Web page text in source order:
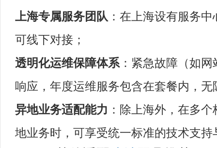
上海专属服务团队 ：在上海设有服务
可线下对接；​
透明化运维保障体系 ：紧急故障（如
响应，年度运维服务包含在套餐内，无
异地业务适配能力 ：除上海外，在多
地业务时，可享受统一标准的技术支持